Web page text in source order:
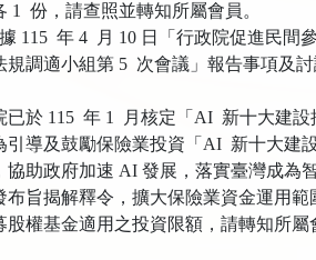
，請查照並轉知所屬會員。
115 年 4 月 10 日「行政院促進民間
小組第 5 次會議」報告事項及討
115 年 1 月核定「AI 新十大建設
鼓勵保險業投資「AI 新十大建設
府加速 AI 發展，落實臺灣成為智
解釋令，擴大保險業資金運用範
金適用之投資限額，請轉知所屬